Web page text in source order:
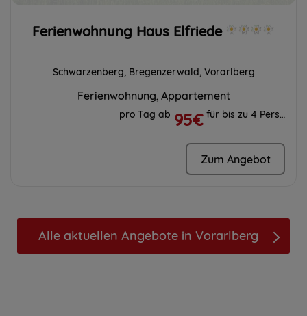
Ferienwohnung Haus Elfriede
Schwarzenberg, Bregenzerwald, Vorarlberg
Ferienwohnung Appartement
pro Tag ab 95€ für bis zu 4 Personen
Zum Angebot
Alle aktuellen Angebote in Vorarlberg